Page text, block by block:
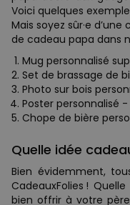
Voici quelques
Mais soyez sûr·e
de cadeau papa dans
Mug personnalisé
Set de brassage de
Photo sur bois
Poster personnalisé
Chope de bière
Quelle idée
Bien évidemment,
CadeauxFolies ! Quelle
bien offrir à votre